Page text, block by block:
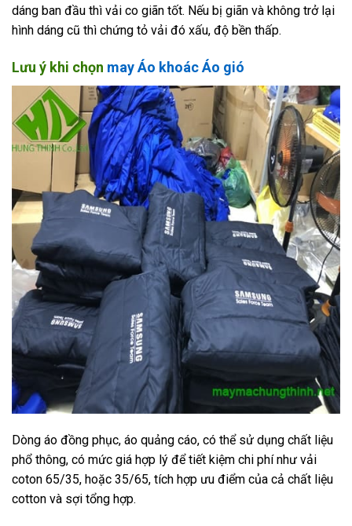
dáng ban đầu thì vải co giãn tốt. Nếu bị giãn và không trở lại
hình dáng cũ thì chứng tỏ vải đó xấu, độ bền thấp.
Lưu ý khi chọn may Áo khoác Áo gió
Dòng áo đồng phục, áo quảng cáo, có thể sử dụng chất liệu
phổ thông, có mức giá hợp lý để tiết kiệm chi phí như vải
coton 65/35, hoặc 35/65, tích hợp ưu điểm của cả chất liệu
cotton và sợi tổng hợp.